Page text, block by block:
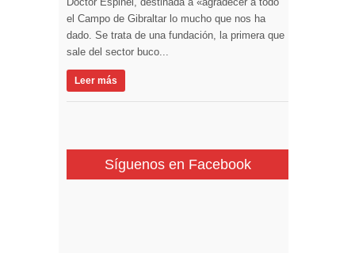
el Campo de Gibraltar lo mucho que nos ha
dado. Se trata de una fundación, la primera que
sale del sector buco...
Leer más
Síguenos en Facebook